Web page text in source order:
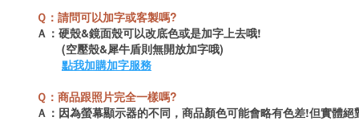
Ｑ：請問可以加字或客製嗎?
Ａ：硬殼&鏡面殼可以改底色或是加字上去哦!
(空壓殼&犀牛盾則無開放加字哦)
點我加購加字服務
Ｑ：商品跟照片完全一樣嗎?
Ａ：因為螢幕顯示器的不同，商品顏色可能會略有色差!但實體絕